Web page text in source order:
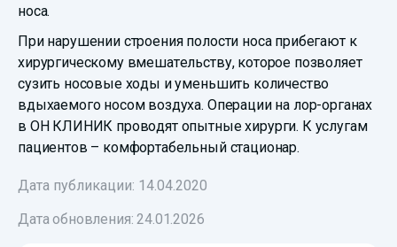
носа.
При нарушении строения полости носа прибегают к
хирургическому вмешательству, которое позволяет
сузить носовые ходы и уменьшить количество
вдыхаемого носом воздуха. Операции на лор-органах
в ОН КЛИНИК проводят опытные хирурги. К услугам
пациентов – комфортабельный стационар.
Дата публикации: 14.04.2020
Дата обновления:24.01.2026